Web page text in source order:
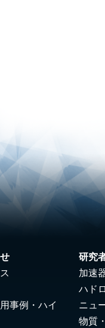
事例・ハイ
研究
加速
ハド
ニュ
物質